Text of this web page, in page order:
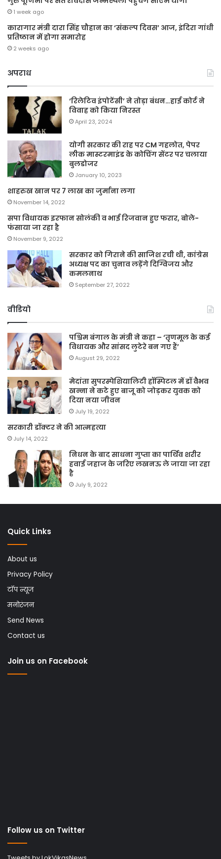
1 week ago
कारागार मंत्री दारा सिंह चौहान का ‘संकल्प दिवस’ आज, इंदिरा गांधी
प्रतिष्ठान में होगा समारोह
2 weeks ago
अपराध
‘रिलेटिव इंपोटेंसी’ ने तोड़ा बंधन…हाई कोर्ट ने
विवाह को किया निरस्त
April 23, 2024
योगी सरकार की राह पर CM गहलोत, पेपर
लीक मास्टरमाइंड के कोचिंग सेंटर पर चलाया
बुलडोजर
January 10, 2023
शाहरुख खान पर 7 लाख का जुर्माना लगा
November 14, 2022
सपा विधायक इरफान सोलंकी व भाई रिजवान हुए फरार, बोले-
फंसाया जा रहा है
November 9, 2022
सरकार को गिराने की साजिश रची थी, कांग्रेस
अध्यक्ष पद का चुनाव लड़ेंगे दिग्विजय और
कमलनाथ
September 27, 2022
वीडियो
पश्चिम बंगाल के मंत्री ने कहा – ‘तृणमूल के कई
विधायक और सांसद लुटेरे बन गए हैं’
August 29, 2022
मेदांता सुपरस्पेशियालिटी हॉस्पिटल में डॉ वैभव
खन्ना ने कटे हुए बाजू को जोड़कर युवक को
दिया नया जीवन
July 19, 2022
सरकारी डॉक्टर ने की आत्महत्या
July 14, 2022
निधन के बाद साधना गुप्ता का पार्थिव शरीर
हवाई जहाज के जरिए लखनऊ ले जाया जा रहा
है
July 9, 2022
Quick Links
About us
Privacy Policy
टॉप न्यूज
मनोरंजन
Send News
Contact us
Join us on Facebook
Follow us on Twitter